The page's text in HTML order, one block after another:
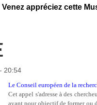
Venez appréciez cette
20:54
Le Conseil européen de la
Cet appel s'adresse à des
ayant pour objectif de former ou